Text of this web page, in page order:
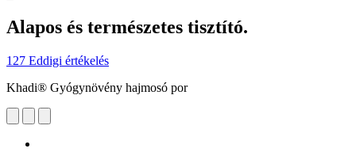
Alapos és természetes tisztító.
127 Eddigi értékelés
Khadi® Gyógynövény hajmosó por